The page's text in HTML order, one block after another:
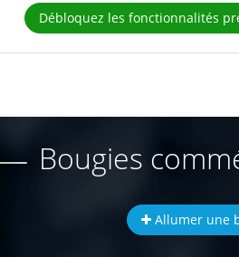
Débloquez les fonctionnalités
Bougies
Allumer une